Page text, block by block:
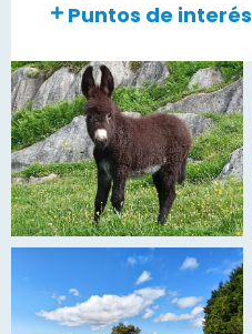
Puntos de interés